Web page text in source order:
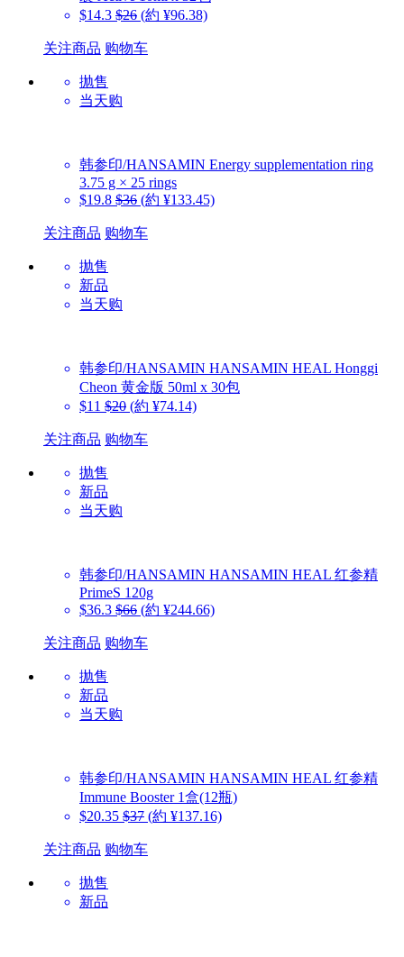
$14.3 $26 (約 ¥96.38)
关注商品 购物车
抛售
当天购
韩参印/HANSAMIN Energy supplementation ring
3.75 g × 25 rings
$19.8 $36 (約 ¥133.45)
关注商品 购物车
抛售
新品
当天购
韩参印/HANSAMIN HANSAMIN HEAL Honggi
Cheon 黄金版 50ml x 30包
$11 $20 (約 ¥74.14)
关注商品 购物车
抛售
新品
当天购
韩参印/HANSAMIN HANSAMIN HEAL 红参精
PrimeS 120g
$36.3 $66 (約 ¥244.66)
关注商品 购物车
抛售
新品
当天购
韩参印/HANSAMIN HANSAMIN HEAL 红参精
Immune Booster 1盒(12瓶)
$20.35 $37 (約 ¥137.16)
关注商品 购物车
抛售
新品